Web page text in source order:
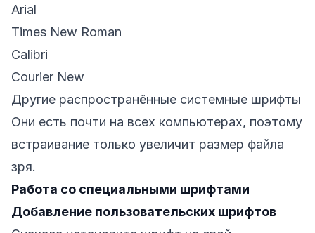
Arial
Times New Roman
Calibri
Courier New
Другие распространённые системные шрифты
Они есть почти на всех компьютерах, поэтому
встраивание только увеличит размер файла
зря.
Работа со специальными шрифтами
Добавление пользовательских шрифтов